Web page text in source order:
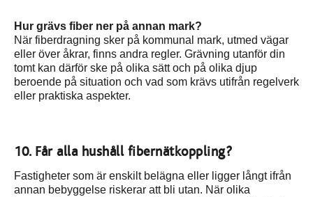
Hur grävs fiber ner på annan mark?
När fiberdragning sker på kommunal mark, utmed vägar
eller över åkrar, finns andra regler. Grävning utanför din
tomt kan därför ske på olika sätt och på olika djup
beroende på situation och vad som krävs utifrån regelverk
eller praktiska aspekter.
10. Får alla hushåll fibernätkoppling?
Fastigheter som är enskilt belägna eller ligger långt ifrån
annan bebyggelse riskerar att bli utan. När olika